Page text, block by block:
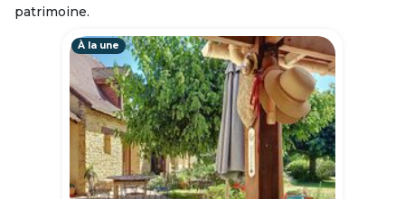
patrimoine.
À la une